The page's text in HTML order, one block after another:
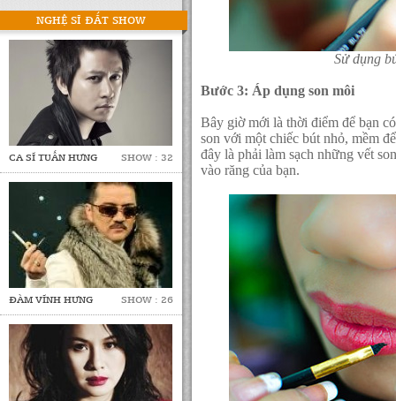
NGHỆ SĨ ĐẮT SHOW
CA SĨ TUẤN HƯNG SHOW : 32
ĐÀM VĨNH HƯNG SHOW : 26
Sử dụng
Bước 3: Áp dụng son môi
Bây giờ mới là thời điểm để bạn
son với một chiếc bút nhỏ, mềm
đây là phải làm sạch những vết
vào răng của bạn.